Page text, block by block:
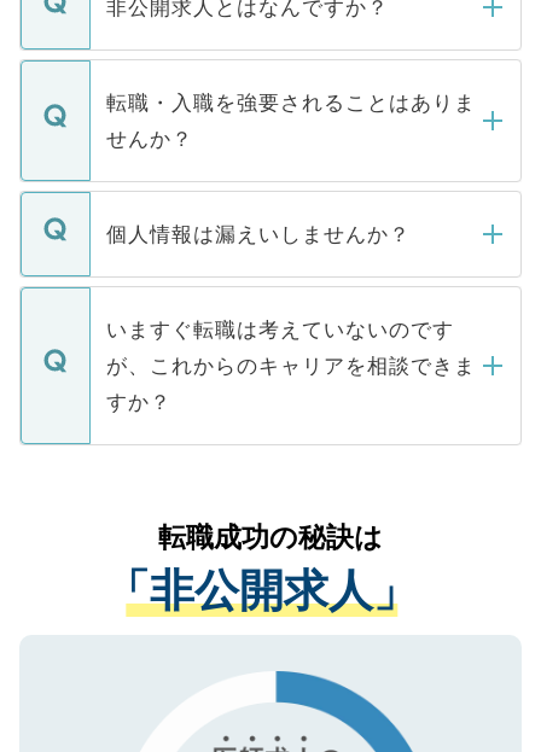
ます。通常、5営業日以内にはご連絡をせて
いただきますので、しばらくお待ちくださ
非公開求人とはなんですか？
マイナビDOCTORで取り扱っている求人の
うち約3割は、Webサイトからご覧いただ
けない「非公開求人」です。非公開求人は
下記の理由によって、一般には公開してい
ません。
■応募殺到を避けるため 人気のある医療機
関を公にしてしまうと、応募が殺到する場
に、医療機関が求める条件に合った人材の
みを人材紹介会社に依頼するケースが増え
ています。
転職・入職を強要されることはありま
せんか？
転職・入職を強要することは一切ありませ
ん。また、仮に応募先から内定をいただい
定を承諾する必要はありません。内定先へ
の辞退の連絡はキャリアパートナーが行い
個人情報は漏えいしませんか？
個人情報が漏えいすることはありませんの
で、ご安心ください。当サイトからの登録
などで収集したご登録者様の個人情報は、
ご本人のキャリアアップおよび転職活動の
支援を目的に使用いたします。お預かりし
ているすべての個人データはご本人の許可
は、個人情報の取り扱いについての厳密な
管理基準を満たした事業者のみに付与され
る、プライバシーマークを取得済みです。
で、機密保持に関してもご安心ください。
いますぐ転職は考えていないのです
が、これからのキャリアを相談できま
すか？
かがいして、現在の医療機関の状況や紹介
経験をまじえながら、適切なアドバイスを
させていただきます。すぐにご転職をされ
ない方には、長期的なサポートが可能です
ので、まずはご登録ください。
転職成功の秘訣は
「非公開求人」